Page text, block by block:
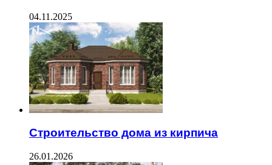
04.11.2025
Строительство дома из кирпича
26.01.2026